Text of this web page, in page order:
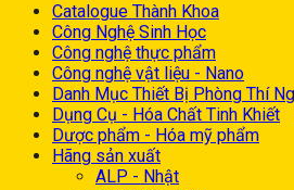
Catalogue Thành Khoa
Công Nghệ Sinh Học
Công nghệ thực phẩm
Công nghệ vật liệu - Nano
Danh Mục Thiết Bị Phòng Thí
Dụng Cụ - Hóa Chất Tinh Khiết
Dược phẩm - Hóa mỹ phẩm
Hãng sản xuất
ALP - Nhật